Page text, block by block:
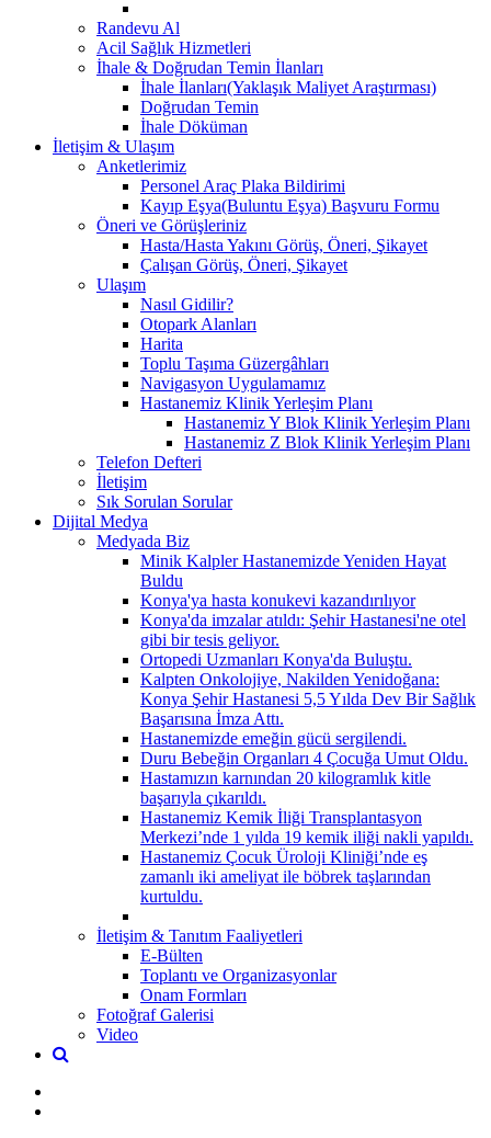
Randevu Al
Acil Sağlık Hizmetleri
İhale & Doğrudan Temin İlanları
İhale İlanları(Yaklaşık Maliyet Araştırması)
Doğrudan Temin
İhale Döküman
İletişim & Ulaşım
Anketlerimiz
Personel Araç Plaka Bildirimi
Kayıp Eşya(Buluntu Eşya) Başvuru Formu
Öneri ve Görüşleriniz
Hasta/Hasta Yakını Görüş, Öneri, Şikayet
Çalışan Görüş, Öneri, Şikayet
Ulaşım
Nasıl Gidilir?
Otopark Alanları
Harita
Toplu Taşıma Güzergâhları
Navigasyon Uygulamamız
Hastanemiz Klinik Yerleşim Planı
Hastanemiz Y Blok Klinik Yerleşim Planı
Hastanemiz Z Blok Klinik Yerleşim Planı
Telefon Defteri
İletişim
Sık Sorulan Sorular
Dijital Medya
Medyada Biz
Minik Kalpler Hastanemizde Yeniden Hayat
Buldu
Konya'ya hasta konukevi kazandırılıyor
Konya'da imzalar atıldı: Şehir Hastanesi'ne otel
gibi bir tesis geliyor.
Ortopedi Uzmanları Konya'da Buluştu.
Kalpten Onkolojiye, Nakilden Yenidoğana:
Konya Şehir Hastanesi 5,5 Yılda Dev Bir Sağlık
Başarısına İmza Attı.
Hastanemizde emeğin gücü sergilendi.
Duru Bebeğin Organları 4 Çocuğa Umut Oldu.
Hastamızın karnından 20 kilogramlık kitle
başarıyla çıkarıldı.
Hastanemiz Kemik İliği Transplantasyon
Merkezi’nde 1 yılda 19 kemik iliği nakli yapıldı.
Hastanemiz Çocuk Üroloji Kliniği’nde eş
zamanlı iki ameliyat ile böbrek taşlarından
kurtuldu.
İletişim & Tanıtım Faaliyetleri
E-Bülten
Toplantı ve Organizasyonlar
Onam Formları
Fotoğraf Galerisi
Video